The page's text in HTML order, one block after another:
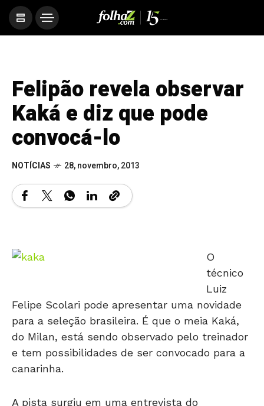
Felipão revela observar
Kaká e diz que pode
convocá-lo
NOTÍCIAS 28, novembro, 2013
O
técnico
Luiz
Felipe Scolari pode apresentar uma novidade
para a seleção brasileira. É que o meia Kaká,
do Milan, está sendo observado pelo treinador
e tem possibilidades de ser convocado para a
canarinha.
A pista surgiu em uma entrevista do